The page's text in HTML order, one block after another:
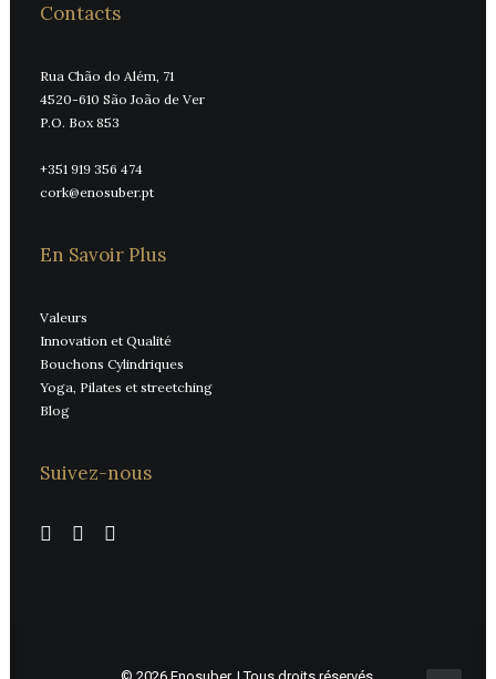
Contacts
Rua Chão do Além, 71
4520-610 São João de Ver
P.O. Box 853
+351 919 356 474
cork@enosuber.pt
En Savoir Plus
Valeurs
Innovation et Qualité
Bouchons Cylindriques
Yoga, Pilates et streetching
Blog
Suivez-nous